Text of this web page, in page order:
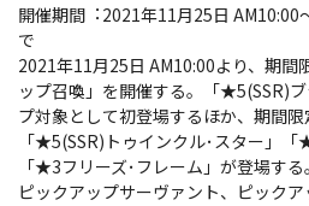
開催期間︓2021年11月25日 AM10:00
で
2021年11月25日 AM10:00より、期間
ップ召喚」を開催する。「★5(SSR)
プ対象として初登場するほか、期間
「★5(SSR)トゥインクル･スター」「
「★3フリーズ･フレーム」が登場する
ピックアップサーヴァント、ピック